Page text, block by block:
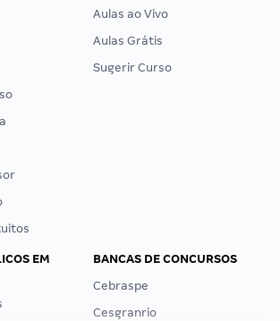
Aulas ao Vivo
Aulas Grátis
Sugerir Curso
EM
BANCAS DE CONCURSOS
Cebraspe
Cesgranrio